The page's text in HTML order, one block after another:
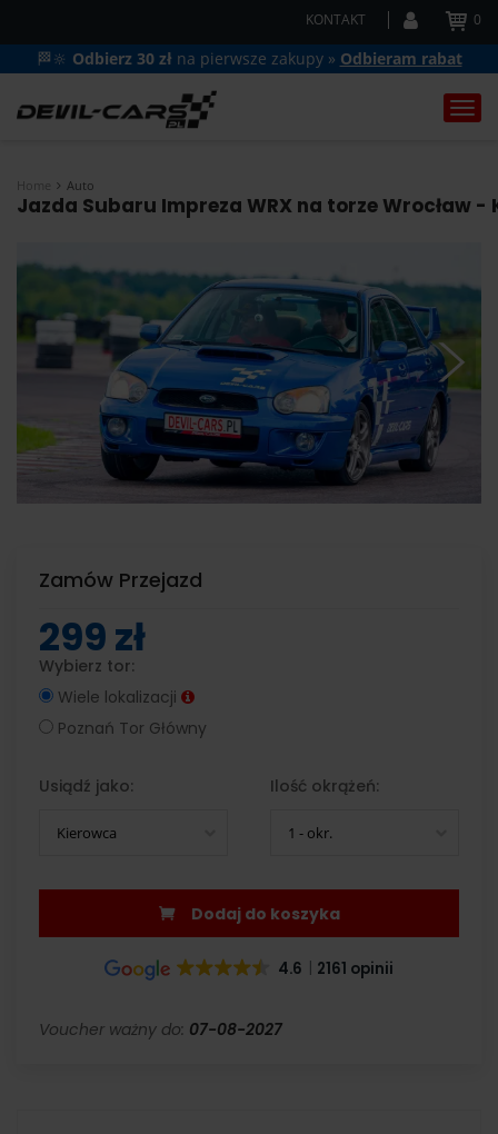
KONTAKT 0
🏁🔆 Odbierz 30 zł na pierwsze zakupy » Odbieram rabat
Home Auto
Jazda Subaru Impreza WRX na torze Wrocław
Zamów Przejazd
299 zł
Wybierz tor:
Wiele lokalizacji
Poznań Tor Główny
Usiądź jako:
Kierowca
Ilość okrążeń:
1 - okr.
Dodaj do koszyka
4.6 2161 opinii
Voucher ważny do: 07-08-2027